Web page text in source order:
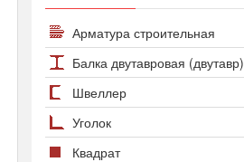
Арматура строительная
Арматура А500С
Арматура А1
Арматура А3 25Г2С
Арматура А3 35ГС
Балка двутавровая (двутавр)
Сортамент двутавров
Двутавр колонный
Двутавр нормальный
Швеллер
Швеллер гнутый
Швеллер горячекатаный
Уголок
Квадрат